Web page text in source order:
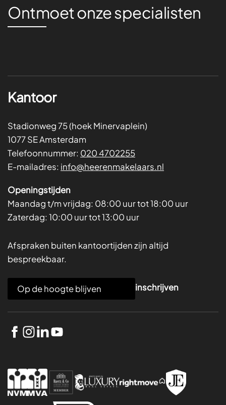
Ontmoet onze specialisten
Kantoor
Stadionweg 75 (hoek Minervaplein)
1077 SE Amsterdam
Telefoonnummer: 020 4702255
E-mailadres: info@heerenmakelaars.nl
Openingstijden
Maandag t/m vrijdag: 08:00 uur tot 18:00 uur
Zaterdag: 10:00 uur tot 13:00 uur
Afspraken buiten kantoortijden zijn altijd
bespreekbaar.
a
i
inschrijven